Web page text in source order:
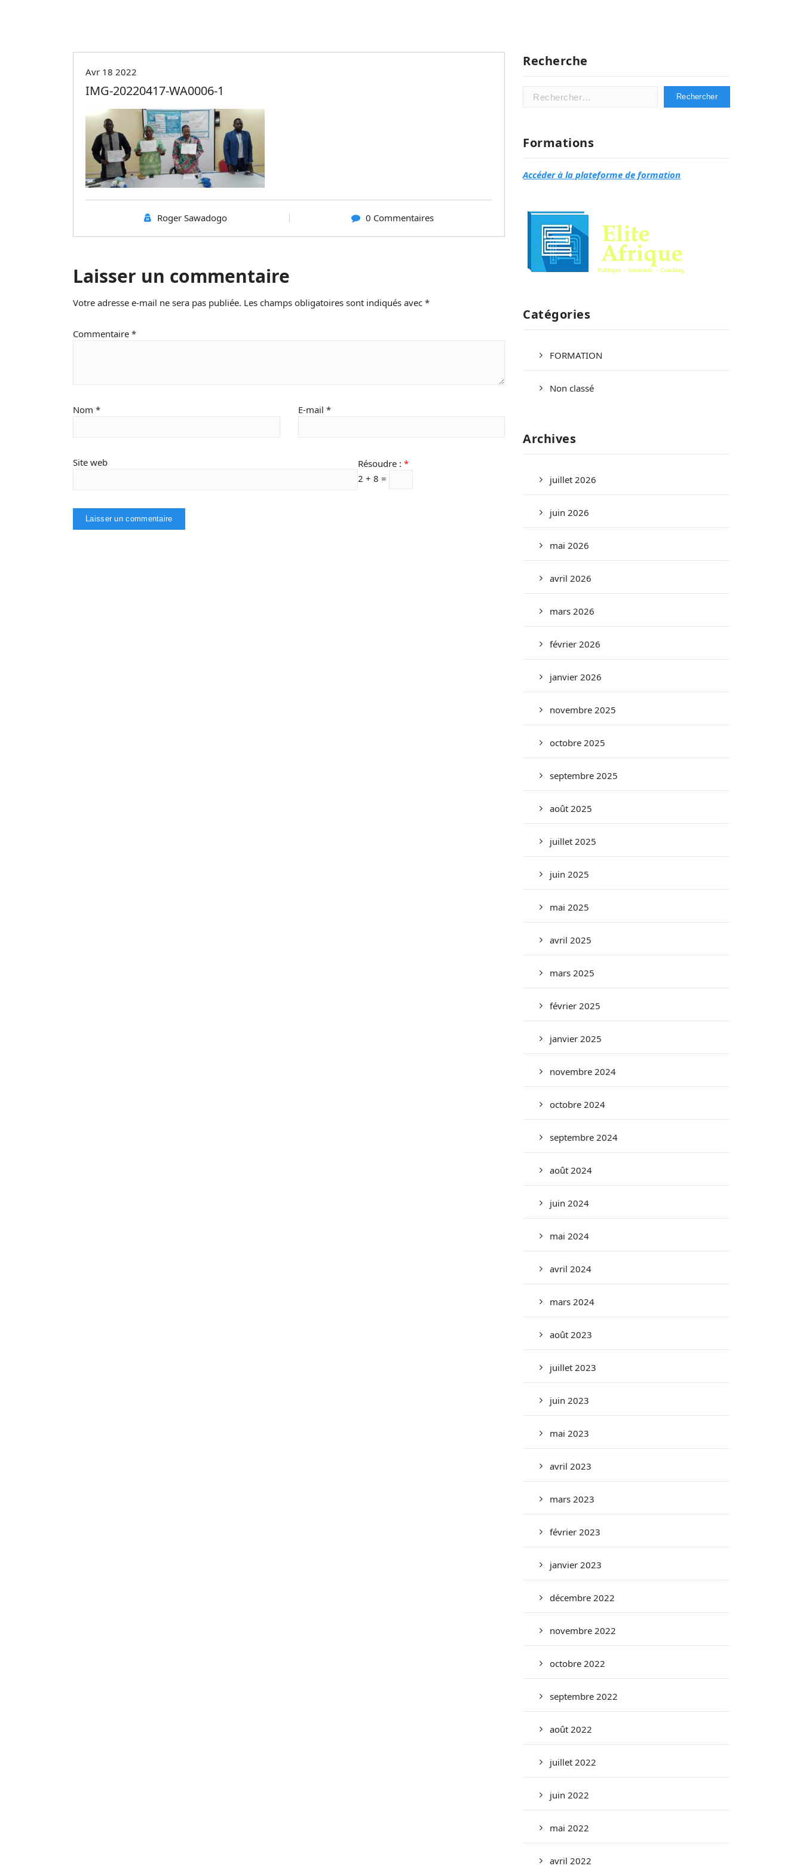
Avr 18 2022
IMG-20220417-WA0006-1
Roger Sawadogo 0 Commentaires
Laisser un commentaire
Votre adresse e-mail ne sera pas publiée. Les champs obligatoires sont indiqués avec *
Commentaire *
Nom * E-mail *
Site web Résoudre :*
2 + 8 =
Recherche
Rechercher :
Formations
Accéder à la plateforme de formation
Catégories
FORMATION
Non classé
Archives
juillet 2026
juin 2026
mai 2026
avril 2026
mars 2026
février 2026
janvier 2026
novembre 2025
octobre 2025
septembre 2025
août 2025
juillet 2025
juin 2025
mai 2025
avril 2025
mars 2025
février 2025
janvier 2025
novembre 2024
octobre 2024
septembre 2024
août 2024
juin 2024
mai 2024
avril 2024
mars 2024
août 2023
juillet 2023
juin 2023
mai 2023
avril 2023
mars 2023
février 2023
janvier 2023
décembre 2022
novembre 2022
octobre 2022
septembre 2022
août 2022
juillet 2022
juin 2022
mai 2022
avril 2022